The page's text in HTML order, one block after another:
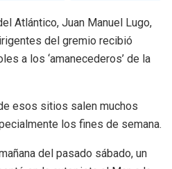
Atlántico, Juan Manuel Lugo,
del gremio recibió
a los ‘amanecederos’ de la
esos sitios salen muchos
los fines de semana.
del pasado sábado, un